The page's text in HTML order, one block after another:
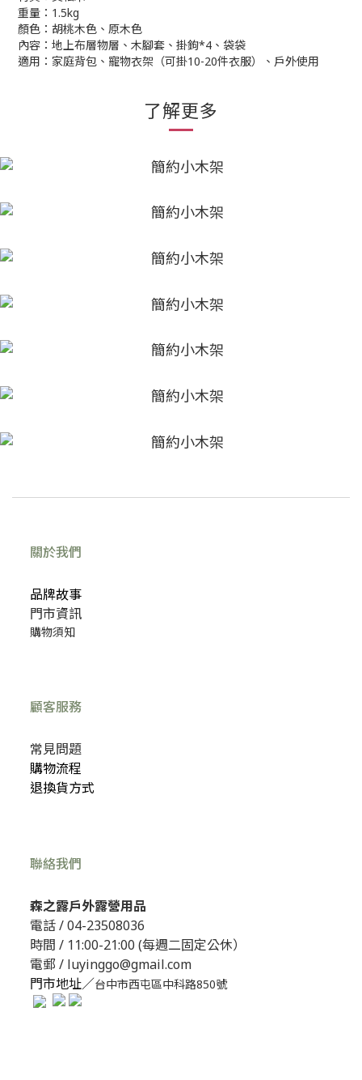
重量：1.5kg
顏色：胡桃木色、原木色
內容：地上布層物層、木腳套、掛鉤*4、袋袋
適用：家庭背包、寵物衣架（可掛10-20件衣服）、戶外使用
了解更多
關於我們
品牌故事
門市資訊
購物須知
顧客服務
常見問題
購物流程
退換貨方式
聯絡我們
森之露戶外露營用品
電話 /04-23508036
時間 / 11:00-21:00 (每週二固定公休）
電郵 / luyinggo@gmail.com
門市地址／台中市西屯區中科路850號